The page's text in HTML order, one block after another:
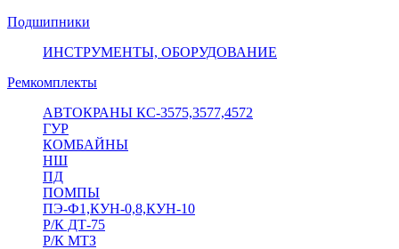
Подшипники
ИНСТРУМЕНТЫ, ОБОРУДОВАНИЕ
Ремкомплекты
АВТОКРАНЫ КС-3575,3577,4572
ГУР
КОМБАЙНЫ
НШ
ПД
ПОМПЫ
ПЭ-Ф1,КУН-0,8,КУН-10
Р/К ДТ-75
Р/К МТЗ